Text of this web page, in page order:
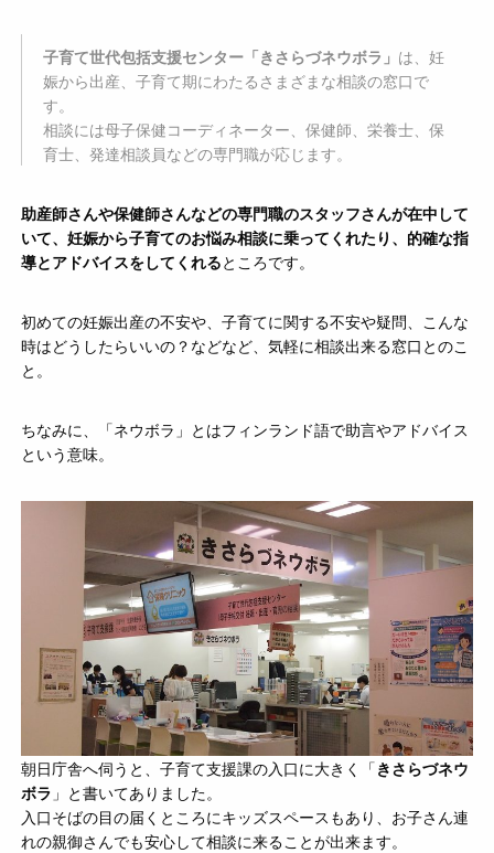
子育て世代包括支援センター「きさらづネウボラ」 は、妊
娠から出産、子育て期にわたるさまざまな相談の窓口で
す。
相談には母子保健コーディネーター、保健師、栄養士、保
育士、発達相談員などの専門職が応じます。
助産師さんや保健師さんなどの専門職のスタッフさんが在中して
いて、妊娠から子育てのお悩み相談に乗ってくれたり、的確な指
導とアドバイスをしてくれるところです。
初めての妊娠出産の不安や、子育てに関する不安や疑問、こんな
時はどうしたらいいの？などなど、気軽に相談出来る窓口とのこ
と。
ちなみに、「ネウボラ」とはフィンランド語で助言やアドバイス
という意味。
朝日庁舎へ伺うと、子育て支援課の入口に大きく「きさらづネウ
ボラ 」と書いてありました。
入口そばの目の届くところにキッズスペースもあり、お子さん連
れの親御さんでも安心して相談に来ることが出来ます。